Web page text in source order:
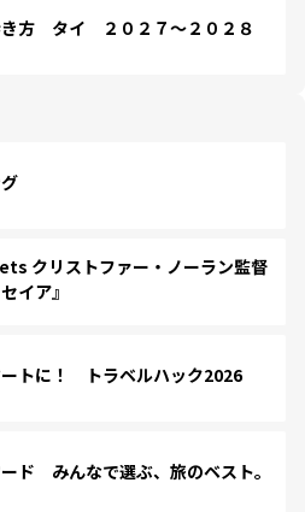
方 タイ ２０２７～２０２８
クリストファー・ノーラン監督
イア』
トに！ トラベルハック2026
ド みんなで選ぶ、旅のベスト。